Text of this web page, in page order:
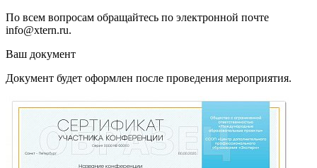
По всем вопросам обращайтесь по электронной почте
info@xtern.ru.
Ваш документ
Документ будет оформлен после проведения мероприятия.